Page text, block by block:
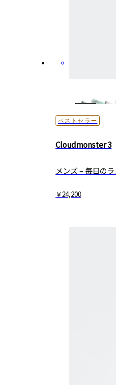
ベストセラー
Cloudmonster 3
メンズ – 毎日の​
￥24,200